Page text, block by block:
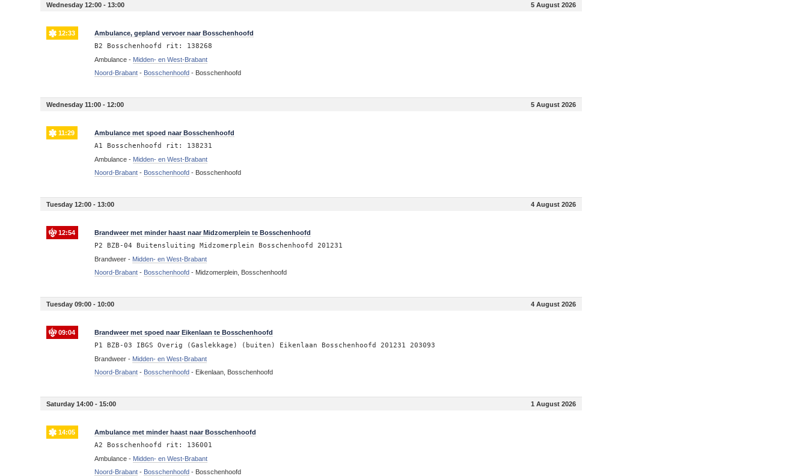
Wednesday 12:00 - 13:00 5 August 2026
12:33 Ambulance, gepland vervoer naar Bosschenhoofd
B2 Bosschenhoofd rit: 138268
Ambulance - Midden- en West-Brabant
Noord-Brabant - Bosschenhoofd - Bosschenhoofd
Wednesday 11:00 - 12:00 5 August 2026
11:29 Ambulance met spoed naar Bosschenhoofd
A1 Bosschenhoofd rit: 138231
Ambulance - Midden- en West-Brabant
Noord-Brabant - Bosschenhoofd - Bosschenhoofd
Tuesday 12:00 - 13:00 4 August 2026
12:54 Brandweer met minder haast naar Midzomerplein te Bosschenhoofd
P2 BZB-04 Buitensluiting Midzomerplein Bosschenhoofd 201231
Brandweer - Midden- en West-Brabant
Noord-Brabant - Bosschenhoofd - Midzomerplein, Bosschenhoofd
Tuesday 09:00 - 10:00 4 August 2026
09:04 Brandweer met spoed naar Eikenlaan te Bosschenhoofd
P1 BZB-03 IBGS Overig (Gaslekkage) (buiten) Eikenlaan Bosschenhoofd 201231 203093
Brandweer - Midden- en West-Brabant
Noord-Brabant - Bosschenhoofd - Eikenlaan, Bosschenhoofd
Saturday 14:00 - 15:00 1 August 2026
14:05 Ambulance met minder haast naar Bosschenhoofd
A2 Bosschenhoofd rit: 136001
Ambulance - Midden- en West-Brabant
Noord-Brabant - Bosschenhoofd - Bosschenhoofd